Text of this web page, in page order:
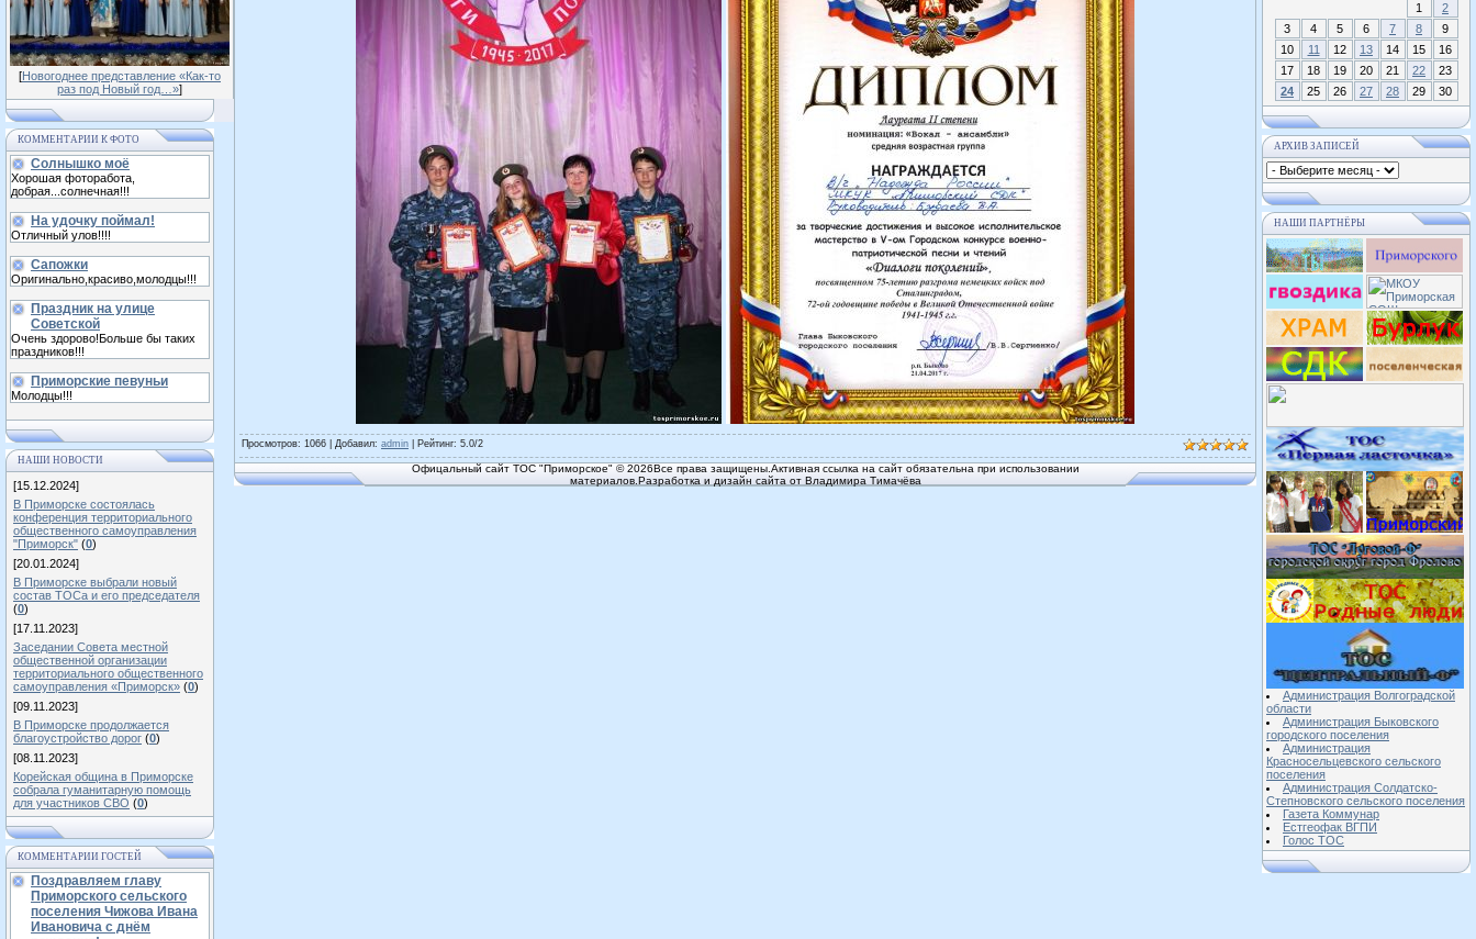
[Новогоднее представление «Как-то
раз под Новый год…»]
КОММЕНТАРИИ К ФОТО
Солнышко моё
Хорошая фоторабота,
добрая...солнечная!!!
На удочку поймал!
Отличный улов!!!!
Сапожки
Оригинально,красиво,молодцы!!!
Праздник на улице
Советской
Очень здорово!Больше бы таких
праздников!!!
Приморские певуньи
Молодцы!!!
НАШИ НОВОСТИ
[15.12.2024]
В Приморске состоялась
конференция территориального
общественного самоуправления
"Приморск" (0)
[20.01.2024]
В Приморске выбрали новый
состав ТОСа и его председателя
(0)
[17.11.2023]
Заседании Совета местной
общественной организации
территориального общественного
самоуправления «Приморск» (0)
[09.11.2023]
В Приморске продолжается
благоустройство дорог (0)
[08.11.2023]
Корейская община в Приморске
собрала гуманитарную помощь
для участников СВО (0)
КОММЕНТАРИИ ГОСТЕЙ
Поздравляем главу
Приморского сельского
поселения Чижова Ивана
Ивановича с днём
Просмотров: 1066 | Добавил: admin Рейтинг: 5.0/2
Офицальный сайт ТОС "Приморское" © 2026Все права защищены.Активная ссылка на сайт обязательна при использовании
материалов.Разработка и дизайн сайта от Владимира Тимачёва
1
2
3
4 5 6 7 8
9
10
11 12 13 14 15
16
17
18 19 20 21 22
23
24
25 26 27 28 29 30
АРХИВ ЗАПИСЕЙ
НАШИ ПАРТНЁРЫ
Администрация Волгоградской
области
Администрация Быковского
городского поселения
Администрация
Красносельцевского сельского
поселения
Администрация Солдатско-
Степновского сельского поселения
Газета Коммунар
Естгеофак ВГПИ
Голос ТОС